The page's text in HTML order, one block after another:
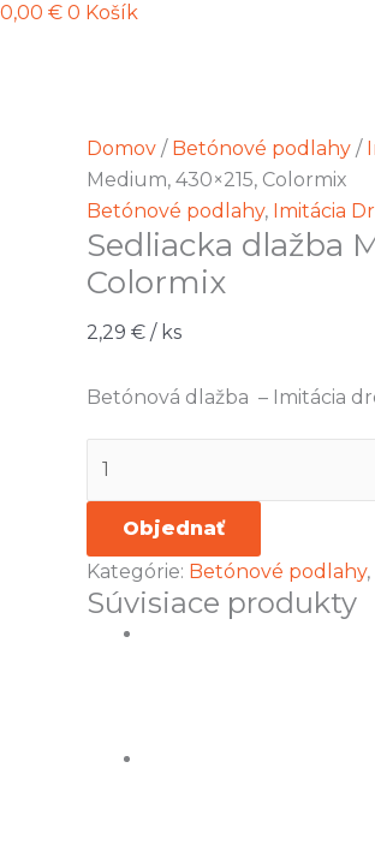
0,00 € 0 Košík
Domov / Betónové podlahy /
Medium, 430×215, Colormix
Betónové podlahy, Imitácia
Sedliacka dlažba
Colormix
2,29 € / ks
Betónová dlažba – Imitácia
Objednať
Kategórie: Betónové podlahy,
Súvisiace produkty